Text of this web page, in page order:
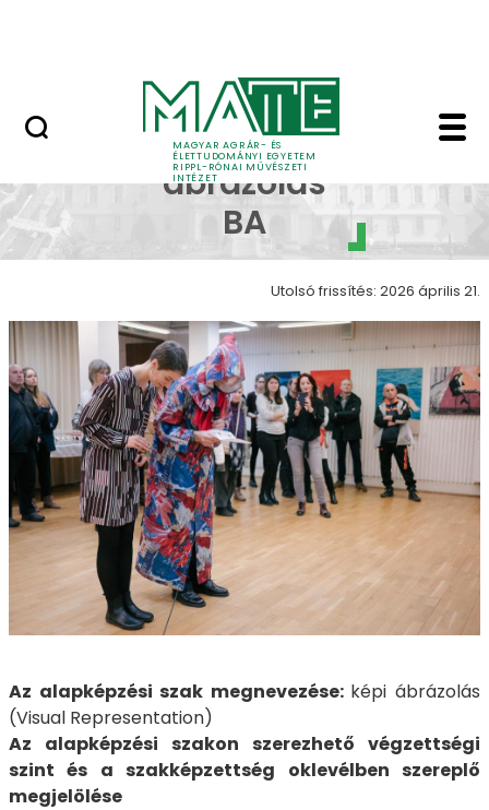
MAGYAR AGRÁR- ÉS
ÉLETTUDOMÁNYI EGYETEM
RIPPL-RÓNAI MŰVÉSZETI
INTÉZET
Képi ábrázolás
Képi
ábrázolás
BA
Utolsó frissítés: 2026 április 21.
Az alapképzési szak megnevezése: képi ábrázolás
(Visual Representation)
Az alapképzési szakon szerezhető végzettségi
szint és a szakképzettség oklevélben szereplő
megjelölése